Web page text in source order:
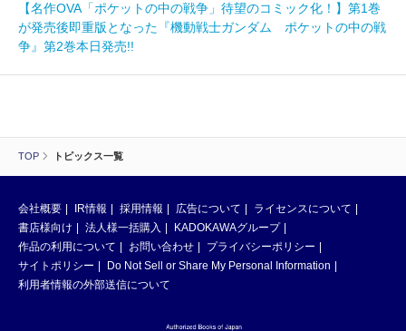
TOP トピックス一覧
【名作OVA「ポケットの中の戦争」待望のコミック化！】第1巻
が発売後即重版となった『機動戦士ガンダム ポケットの中の戦
争』第2巻本日発売!!
会社概要 IR情報 採用情報 広告について
ライセンスについて
書店様向け
法人様一括購入
KADOKAWAグループ
作品の利用について
お問い合わせ
プライバシーポリシー
サイトポリシー
Do Not Sell or Share My Personal Information
利用者情報の外部送信について